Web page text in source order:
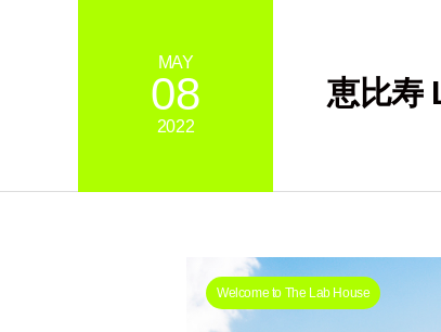
MAY
08
2022
恵比寿
Welcome to The Lab House